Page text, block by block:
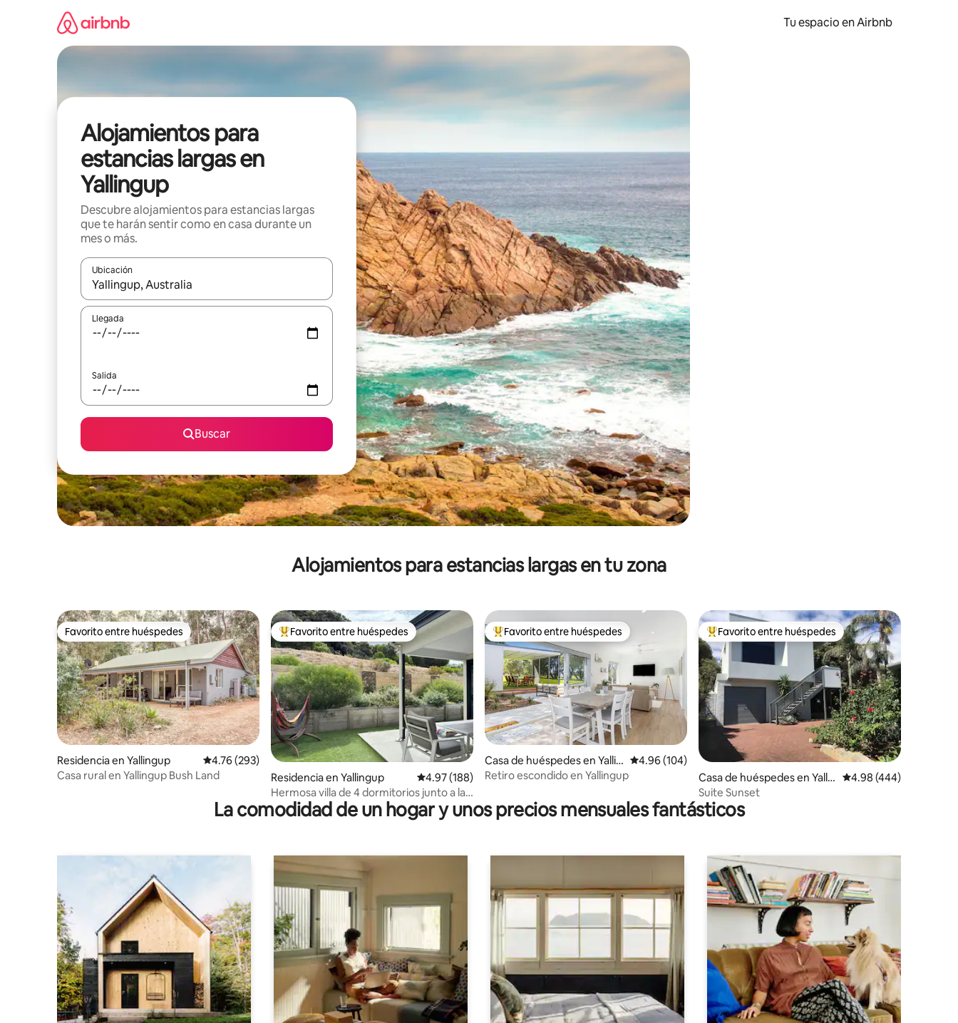
Tu espacio en Airbnb
Alojamientos para
estancias largas en
Yallingup
Descubre alojamientos para estancias largas
que te harán sentir como en casa durante un
mes o más.
Ubicación
Cuando los resultados estén disponibles, podrás navegar usando las teclas de las flechas hacia arriba y hacia abajo, o bien tocando y deslizando la pantalla.
Llegada
Salida
Buscar
Alojamientos para estancias largas en tu zona
Favorito entre huéspedes
Favorito entre huéspedes
Residencia en Yallingup Calificación promedio: 4.76 de 5; 293 evaluaciones
4.76 (293)
Casa rural en Yallingup Bush Land
De los mejores en Favorito entre huéspedes
Favorito entre huéspedes
Residencia en Yallingup Calificación promedio: 4.97 de 5; 188 evaluaciones
4.97 (188)
Hermosa villa de 4 dormitorios junto a la
playa en Yallingup
De los mejores en Favorito entre huéspedes
Favorito entre huéspedes
Casa de huéspedes en Yallin
gup
Calificación promedio: 4.96 de 5; 104 evaluaciones
4.96 (104)
Retiro escondido en Yallingup
De los mejores en Favorito entre huéspedes
Favorito entre huéspedes
Casa de huéspedes en Yallin
gup
Calificación promedio:
4.98 (444)
Suite Sunset
La comodidad de un hogar y unos precios mensuales fantásticos